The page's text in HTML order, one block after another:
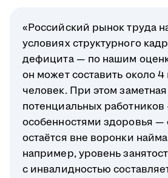
«Российский рынок труда
условиях структурного
дефицита — по нашим
он может составить около
человек. При этом заметная
потенциальных
особенностями здоровья —
остаётся вне воронки
например, уровень
с инвалидностью